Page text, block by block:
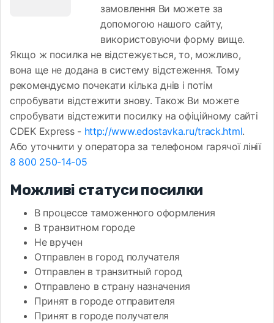
замовлення Ви можете за
допомогою нашого сайту,
використовуючи форму вище.
Якщо ж посилка не відстежується, то, можливо,
вона ще не додана в систему відстеження. Тому
рекомендуємо почекати кілька днів і потім
спробувати відстежити знову. Також Ви можете
спробувати відстежити посилку на офіційному сайті
CDEK Express - http://www.edostavka.ru/track.html.
Або уточнити у оператора за телефоном гарячої лінії
8 800 250-14-05
Можливі статуси посилки
В процессе таможенного оформления
В транзитном городе
Не вручен
Отправлен в город получателя
Отправлен в транзитный город
Отправлено в страну назначения
Принят в городе отправителя
Принят в городе получателя